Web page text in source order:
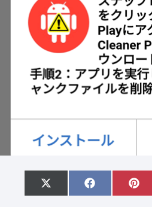
S
h
X
(
S
h
F
a
S
h
P
i